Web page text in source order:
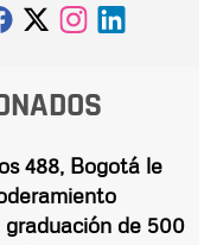
488, Bogotá le
de 500